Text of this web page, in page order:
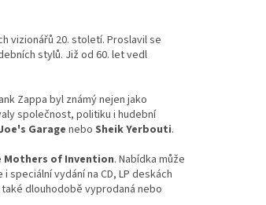
vizionářů 20. století. Proslavil se
stylů. Již od 60. let vedl
Zappa byl známý nejen jako
společnost, politiku i hudební
Garage nebo Sheik Yerbouti.
Mothers of Invention. Nabídka může
vydání na CD, LP deskách
dlouhodobě vyprodaná nebo